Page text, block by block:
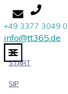
+49 3377 3049 0
info@tt365.de
START
SIP